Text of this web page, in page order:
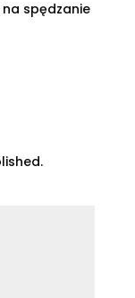
spędzanie